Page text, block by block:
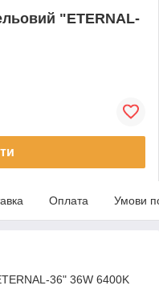
"ETERNAL-
Оплата Умови
36" 36W 6400K